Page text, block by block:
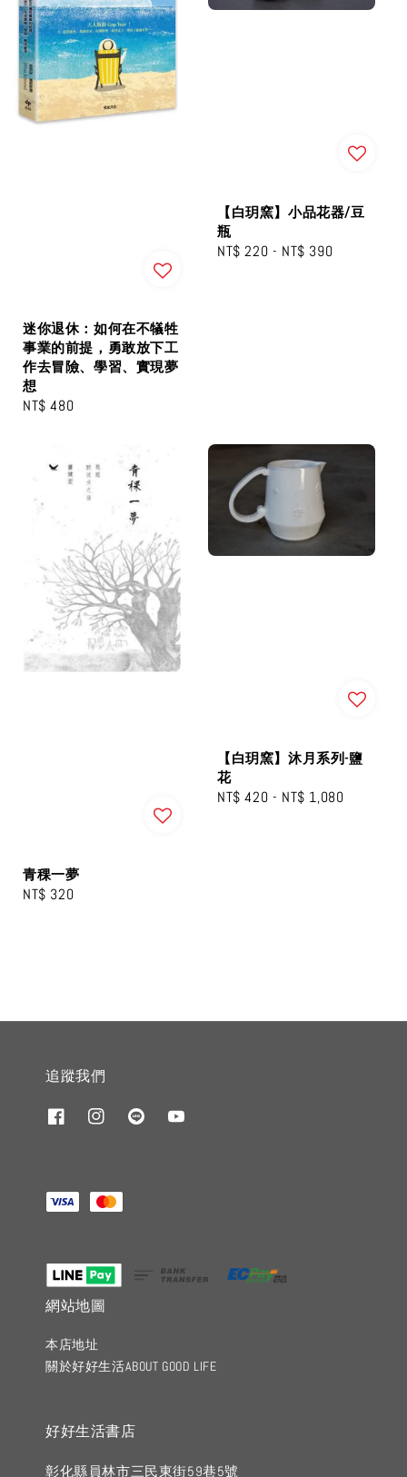
迷你退休：如何在不犠牲
事業的前提，勇敢放下工
作去冒險、學習、實現夢
想
Regular
NT$ 480
【白玥窯】小品花器/豆
瓶
Regular
NT$ 220 - NT$ 390
青稞一夢
Regular
NT$ 320
【白玥窯】沐月系列-鹽
花
Regular
NT$ 420 - NT$ 1,080
追蹤我們
網站地圖
本店地址
關於好好生活ABOUT GOOD LIFE
好好生活書店
彰化縣員林市三民東街59巷5號